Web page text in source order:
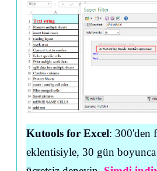
Kutools for Excel: 300'den
eklentisiyle, 30 gün boyunca